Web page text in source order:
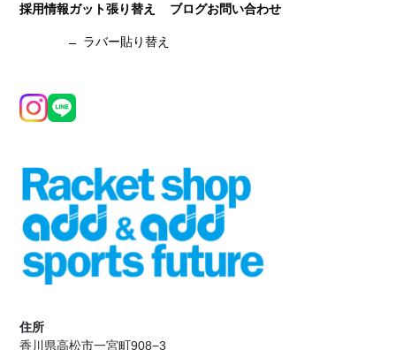
住所
香川県高松市一宮町908−3
採用情報ガット張り替え
ラバー貼り替え
ブログお問い合わせ